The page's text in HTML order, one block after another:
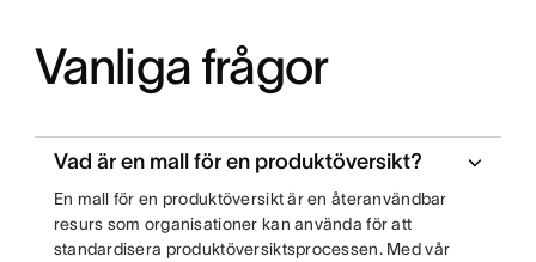
Vanliga frågor
Vad är en mall för en produktöversikt?
En mall för en produktöversikt är en återanvändbar
resurs som organisationer kan använda för att
standardisera produktöversiktsprocessen. Med vår